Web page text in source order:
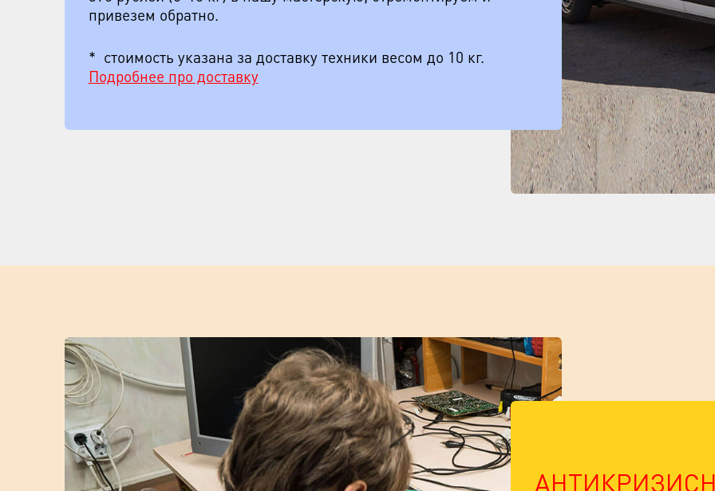
привезем обратно.
* стоимость указана за доставку техники весом до 10 кг.
Подробнее про доставку